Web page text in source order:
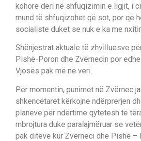
kohore deri në shfuqizimin e ligjit, i
mund të shfuqizohet që sot, por që
socialiste duket se nuk e ka me
Shënjestrat aktuale të zhvilluesve
Pishë-Poron dhe Zvërnecin por
Vjosës pak më në veri.
Për momentin, punimet në Zvërnec
shkencëtarët kërkojnë ndërprerjen
planeve për ndërtime qytetesh të
mbrojtura duke paralajmëruar se
pak ditëve kur Zvërneci dhe Pishë –